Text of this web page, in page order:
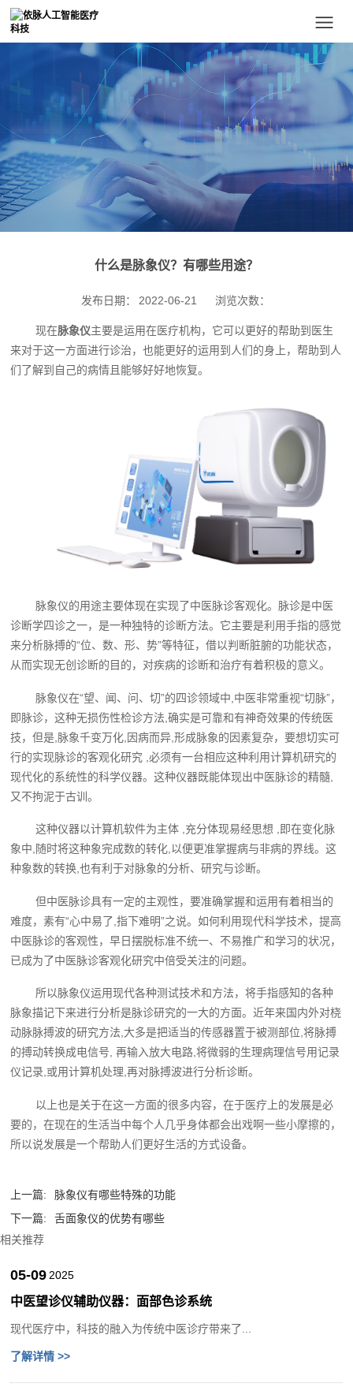
什么是脉象仪？有哪些用途？
发布日期： 2022-06-21 浏览次数：
现在脉象仪‍主要是运用在医疗机构，它可以更好的帮助到医生
来对于这一方面进行诊治，也能更好的运用到人们的身上，帮助到人
们了解到自己的病情且能够好好地恢复。
‍脉象仪‍的用途主要体现在实现了中医脉诊客观化。脉诊是中医
诊断学四诊之一，是一种独特的诊断方法。它主要是利用手指的感觉
来分析脉搏的“位、数、形、势”等特征，借以判断脏腑的功能状态，
从而实现无创诊断的目的，对疾病的诊断和治疗有着积极的意义。
脉象仪‍在“望、闻、问、切”的四诊领域中,中医非常重视“切脉”，
即脉诊，这种无损伤性检诊方法,确实是可靠和有神奇效果的传统医
技，但是,脉象千变万化,因病而异,形成脉象的因素复杂，要想切实可
行的实现脉诊的客观化研究 ,必须有一台相应这种利用计算机研究的
现代化的系统性的科学仪器。这种仪器既能体现出中医脉诊的精髓,
又不拘泥于古训。
这种仪器以计算机软件为主体 ,充分体现易经思想 ,即在变化脉
象中,随时将这种象完成数的转化,以便更准掌握病与非病的界线。这
种象数的转换,也有利于对脉象的分析、研究与诊断。
但中医脉诊具有一定的主观性，要准确掌握和运用有着相当的
难度，素有“心中易了,指下难明”之说。如何利用现代科学技术，提高
中医脉诊的客观性，早日摆脱标准不统一、不易推广和学习的状况，
已成为了中医脉诊客观化研究中倍受关注的问题。
所以脉象仪‍运用现代各种测试技术和方法，将手指感知的各种
脉象描记下来进行分析是脉诊研究的一大的方面。近年来国内外对桡
动脉脉搏波的研究方法,大多是把适当的传感器置于被测部位,将脉搏
的搏动转换成电信号, 再输入放大电路,将微弱的生理病理信号用记录
仪记录,或用计算机处理,再对脉搏波进行分析诊断。
以上也是关于在这一方面的很多内容，在于医疗上的发展是必
要的，在现在的生活当中每个人几乎身体都会出戏啊一些小摩擦的，
所以说发展是一个帮助人们更好生活的方式设备。
上一篇:
脉象仪有哪些特殊的功能
下一篇:
舌面象仪的优势有哪些
相关推荐
05-09 2025
中医望诊仪辅助仪器：面部色诊系统
现代医疗中，科技的融入为传统中医诊疗带来了...
了解详情 >>